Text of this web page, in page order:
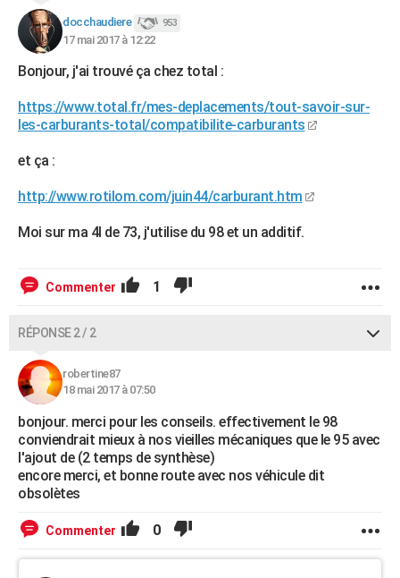
docchaudiere 953
17 mai 2017 à 12:22
Bonjour, j'ai trouvé ça chez total :
https://www.total.fr/mes-deplacements/tout-savoir-sur-
les-carburants-total/compatibilite-carburants
et ça :
http://www.rotilom.com/juin44/carburant.htm
Moi sur ma 4l de 73, j'utilise du 98 et un additif.
Commenter 1
RÉPONSE 2 / 2
robertine87
18 mai 2017 à 07:50
bonjour. merci pour les conseils. effectivement le 98
conviendrait mieux à nos vieilles mécaniques que le 95 avec
l'ajout de (2 temps de synthèse)
encore merci, et bonne route avec nos véhicule dit
obsolètes
Commenter 0